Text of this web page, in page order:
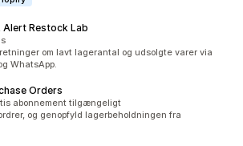
Restock Lab
alt
om lavt lagerantal og udsolgte varer via
WhatsApp.
Orders
i altabonnement tilgængeligt
og genopfyld lagerbeholdningen fra